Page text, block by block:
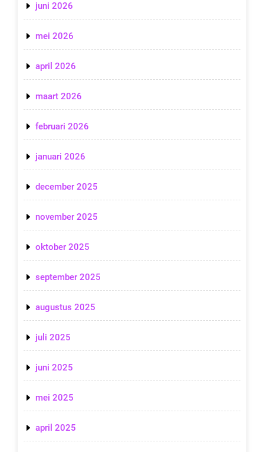
juni 2026
mei 2026
april 2026
maart 2026
februari 2026
januari 2026
december 2025
november 2025
oktober 2025
september 2025
augustus 2025
juli 2025
juni 2025
mei 2025
april 2025